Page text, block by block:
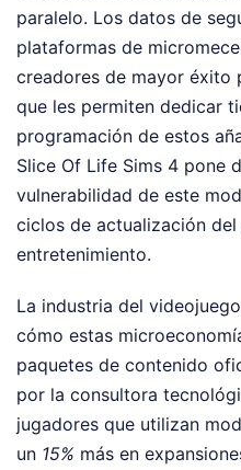
paralelo. Los datos de
plataformas de
creadores de mayor éxito
que les permiten dedicar
programación de estos
Slice Of Life Sims 4 pone
vulnerabilidad de este
ciclos de actualización
entretenimiento.
La industria del
cómo estas
paquetes de contenido
por la consultora
jugadores que utilizan
un 15% más en